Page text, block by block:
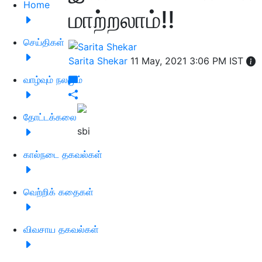
Home
செய்திகள்
வாழ்வும் நலமும்
தோட்டக்கலை
கால்நடை தகவல்கள்
வெற்றிக் கதைகள்
விவசாய தகவல்கள்
மாற்றலாம்!!
Sarita Shekar 11 May, 2021 3:06 PM IST
sbi